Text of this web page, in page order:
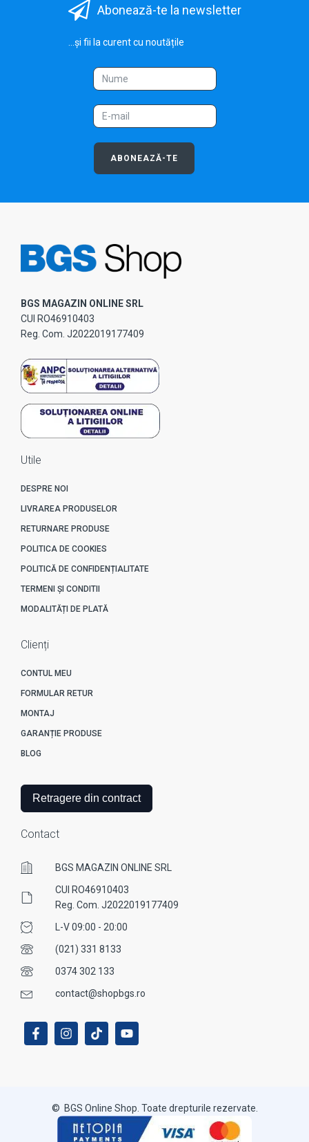
Abonează-te la newsletter
...și fii la curent cu noutățile
ABONEAZĂ-TE
BGS MAGAZIN ONLINE SRL
CUI RO46910403
Reg. Com. J2022019177409
Utile
DESPRE NOI
LIVRAREA PRODUSELOR
RETURNARE PRODUSE
POLITICA DE COOKIES
POLITICĂ DE CONFIDENȚIALITATE
TERMENI ȘI CONDITII
MODALITĂȚI DE PLATĂ
Clienți
CONTUL MEU
FORMULAR RETUR
MONTAJ
GARANȚIE PRODUSE
BLOG
Retragere din contract
Contact
BGS MAGAZIN ONLINE SRL
CUI RO46910403
Reg. Com. J2022019177409
L-V 09:00 - 20:00
(021) 331 8133
0374 302 133
contact@shopbgs.ro
© BGS Online Shop. Toate drepturile rezervate.